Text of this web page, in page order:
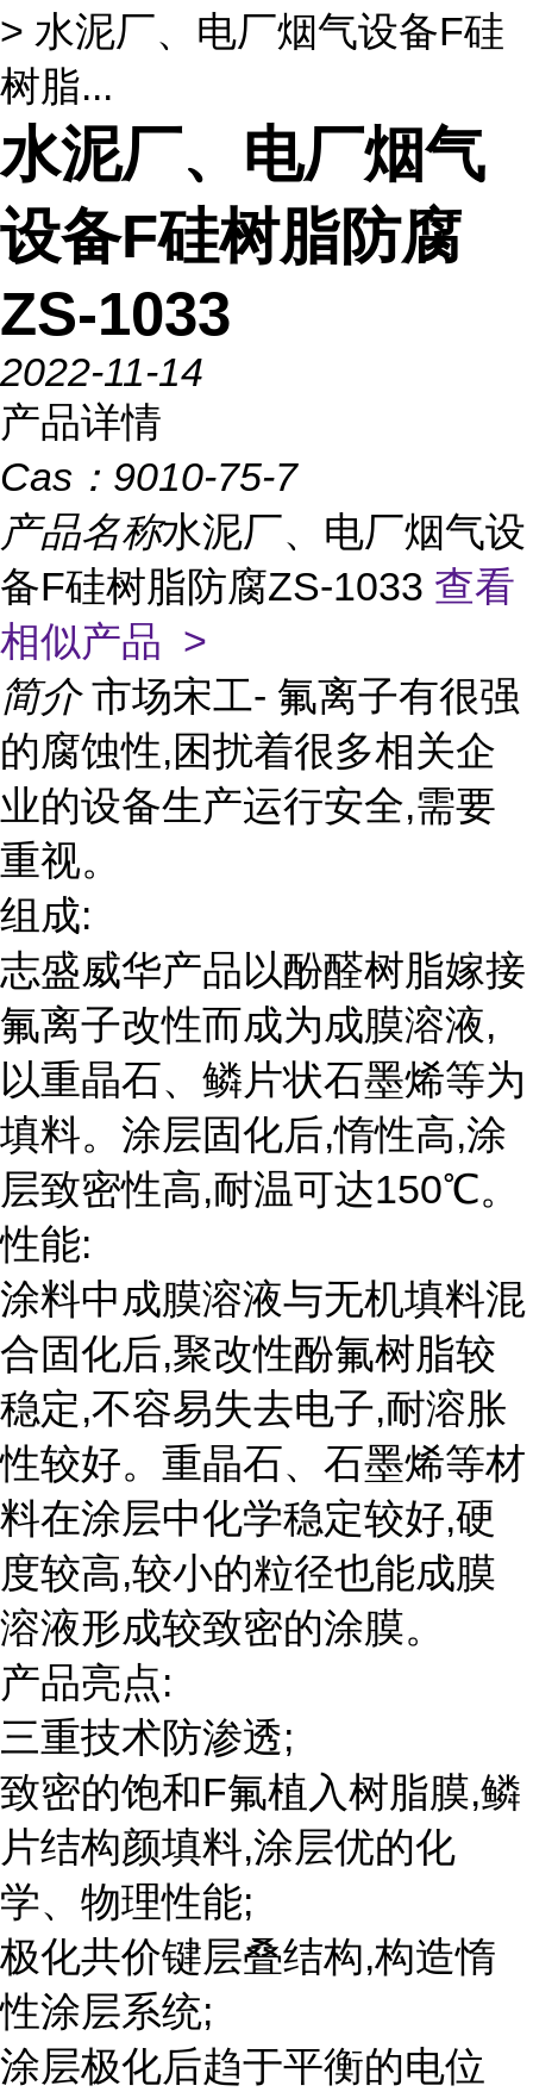
> 水泥厂、电厂烟气设备F硅
树脂...
水泥厂、电厂烟气
设备F硅树脂防腐
ZS-1033
2022-11-14
产品详情
Cas： 9010-75-7
产品名称水泥厂、电厂烟气设
备F硅树脂防腐ZS-1033 查看
相似产品 >
简介 市场宋工- 氟离子有很强
的腐蚀性,困扰着很多相关企
业的设备生产运行安全,需要
重视。
组成:
志盛威华产品以酚醛树脂嫁接
氟离子改性而成为成膜溶液,
以重晶石、鳞片状石墨烯等为
填料。涂层固化后,惰性高,涂
层致密性高,耐温可达150℃。
性能:
涂料中成膜溶液与无机填料混
合固化后,聚改性酚氟树脂较
稳定,不容易失去电子,耐溶胀
性较好。重晶石、石墨烯等材
料在涂层中化学稳定较好,硬
度较高,较小的粒径也能成膜
溶液形成较致密的涂膜。
产品亮点:
三重技术防渗透;
致密的饱和F氟植入树脂膜,鳞
片结构颜填料,涂层优的化
学、物理性能;
极化共价键层叠结构,构造惰
性涂层系统;
涂层极化后趋于平衡的电位